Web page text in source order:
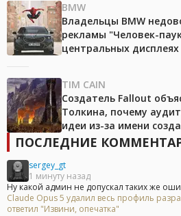
BMW
Владельцы BMW
рекламы "Человек-
центральных
TIM CAIN
Создатель Fallout
Толкина, почему
идеи из-за имени
ПОСЛЕДНИЕ
sergey_gt
1 минуту назад
Ну какой админ не допускал таких же
Claude Opus 5 удалил весь профиль
ответил "Извини, опечатка"